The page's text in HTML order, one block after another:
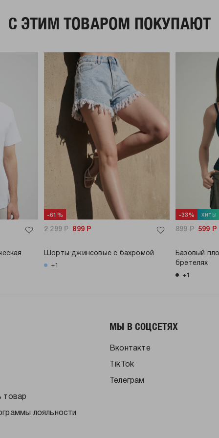
C ЭТИМ ТОВАРОМ ПОКУПАЮТ
-61%
2 299Р 899 Р
Шорты джинсовые с бахромой
+1
-33% хиты
899Р 599 Р
Базовый
бретелях
+1
товар
лояльности
МЫ В СОЦСЕТЯХ
Вконтакте
TikTok
Телеграм